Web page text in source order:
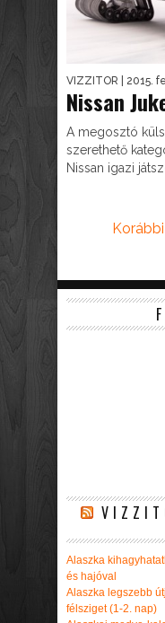
VIZZITOR | 2015.
Nissan
A megosztó
szerethető
Nissan igazi
Alaszka
és hajóval
Alaszka legszebb
félsziget (1-2. nap)